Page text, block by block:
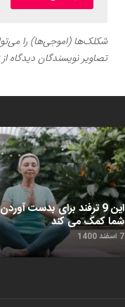
شکلک‌ها (اموجی‌ها) را
تصاویر نویسندگان دیدگاه از
این 9 ترفند برای بدست
شما کمک می‌ کند
7 اسفند 1400